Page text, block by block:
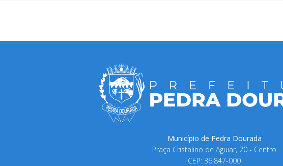
Município de Pedra Dourada
Praça Cristalino de Aguiar, 20 - Centro
CEP: 36.847-000